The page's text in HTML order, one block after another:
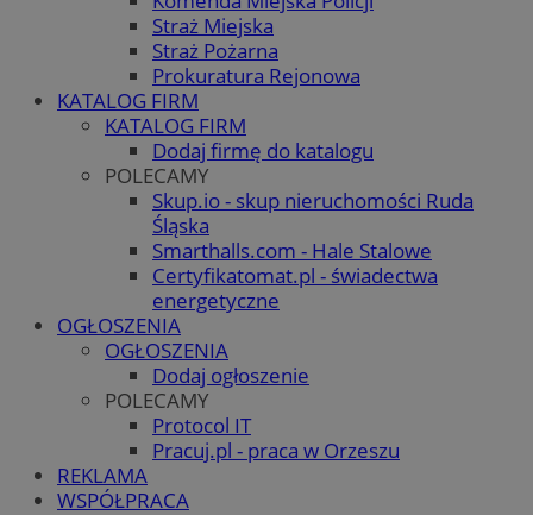
Straż Miejska
Straż Pożarna
Prokuratura Rejonowa
KATALOG FIRM
KATALOG FIRM
Dodaj firmę do katalogu
POLECAMY
Skup.io - skup nieruchomości Ruda
Śląska
Smarthalls.com - Hale Stalowe
Certyfikatomat.pl - świadectwa
energetyczne
OGŁOSZENIA
OGŁOSZENIA
Dodaj ogłoszenie
POLECAMY
Protocol IT
Pracuj.pl - praca w Orzeszu
REKLAMA
WSPÓŁPRACA